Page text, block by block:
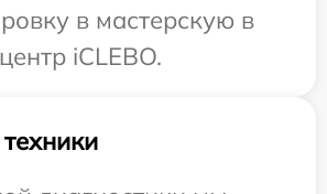
в мастерскую в
iCLEBO.